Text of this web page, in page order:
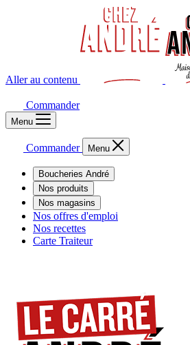
Aller au contenu
Commander
Menu
Commander Menu
Boucheries André
Nos produits
Nos magasins
Nos offres d'emploi
Nos recettes
Carte Traiteur